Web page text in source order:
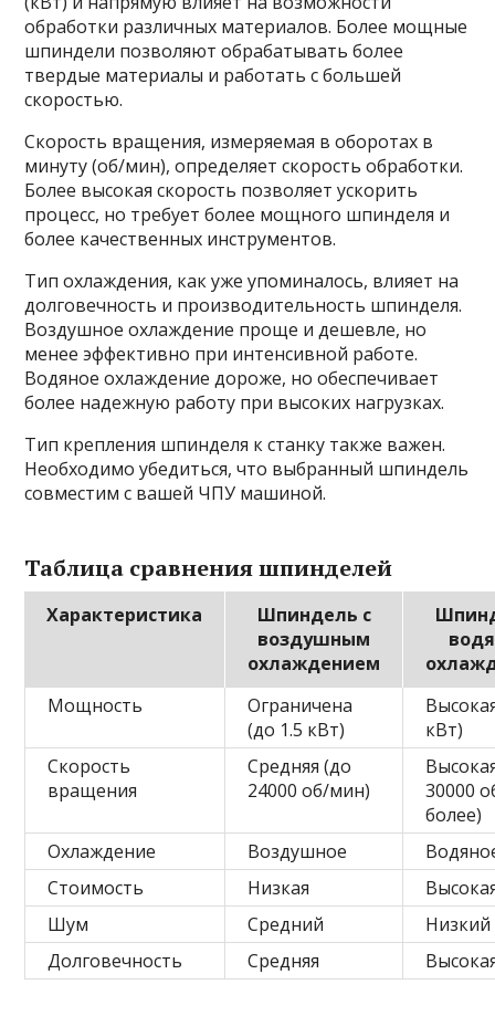
обработки различных материалов. Более мощные
шпиндели позволяют обрабатывать более
твердые материалы и работать с большей
скоростью.
Скорость вращения, измеряемая в оборотах в
минуту (об/мин), определяет скорость обработки.
Более высокая скорость позволяет ускорить
процесс, но требует более мощного шпинделя и
более качественных инструментов.
Тип охлаждения, как уже упоминалось, влияет на
долговечность и производительность шпинделя.
Воздушное охлаждение проще и дешевле, но
менее эффективно при интенсивной работе.
Водяное охлаждение дороже, но обеспечивает
более надежную работу при высоких нагрузках.
Тип крепления шпинделя к станку также важен.
Необходимо убедиться, что выбранный шпиндель
совместим с вашей ЧПУ машиной.
Таблица сравнения шпинделей
Характеристика
Шпиндель с
воздушным
охлаждением
Мощность
Ограничена
(до 1.5 кВт)
кВт)
Скорость
вращения
Средняя (до
24000 об/мин)
30000
более)
Охлаждение
Воздушное
Стоимость
Низкая
Шум
Средний
Низкий
Долговечность
Средняя